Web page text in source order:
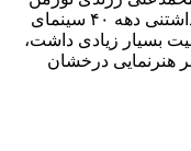
ویزدم، کمدین بریتانیایی شیرین و دوست داشتنی دهه ۴۰ سینمای
بسیار زیادی داشت،
هنرنمایی درخشان